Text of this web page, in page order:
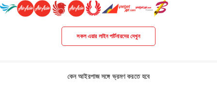
সকল এয়ার লাইন পার্টনারদের দেখুন
কেন আইরপাজ সঙ্গে ভ্রমণ করতে হবে